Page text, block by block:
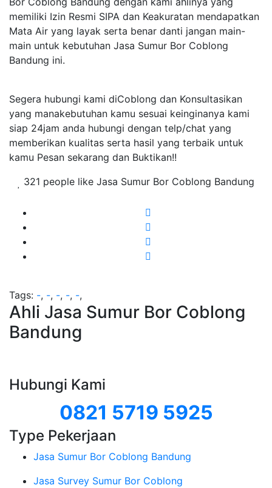
memiliki Izin Resmi SIPA dan Keakuratan mendapatkan
Mata Air yang layak serta benar danti jangan main-
main untuk kebutuhan Jasa Sumur Bor Coblong
Bandung ini.
Segera hubungi kami diCoblong dan Konsultasikan
yang manakebutuhan kamu sesuai keinginanya kami
siap 24jam anda hubungi dengan telp/chat yang
memberikan kualitas serta hasil yang terbaik untuk
kamu Pesan sekarang dan Buktikan!!
321 people like Jasa Sumur Bor Coblong Bandung
Tags: -, -, -, -, -,
Ahli Jasa Sumur Bor Coblong
Bandung
Hubungi Kami
0821 5719 5925
Type Pekerjaan
Jasa Sumur Bor Coblong Bandung
Jasa Survey Sumur Bor Coblong